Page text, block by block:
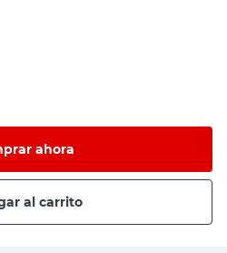
ahora
al carrito